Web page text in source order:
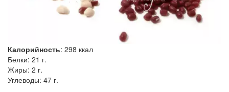
Калорийность: 298 ккал
Белки: 21 г.
Жиры: 2 г.
Углеводы: 47 г.